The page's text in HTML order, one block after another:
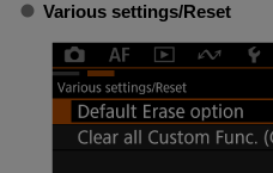
Various settings/Reset